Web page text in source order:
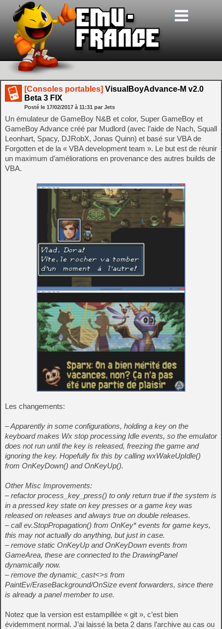
[Consoles portables] VisualBoyAdvance-M v2.0
Beta 3 FIX
Posté le 17/02/2017 à 11:31 par Jets
Un émulateur de GameBoy N&B et color, Super GameBoy et
GameBoy Advance créé par Mudlord (avec l’aide de Nach, Squall
Leonhart, Spacy, DJRobX, Jonas Quinn) et basé sur VBA de
Forgotten et de la « VBA development team ». Le but est de réunir
un maximum d’améliorations en provenance des autres builds de
VBA.
Les changements:
– Apparently in some configurations, holding a key on the
keyboard makes Wx stop processing Idle events, so the emulator
does not run until the key is released, freezing the game and
ignoring the key. Hopefully fix this by calling wxWakeUpIdle()
from OnKeyDown() and OnKeyUp().
Other Misc Improvements:
– refactor process_key_press() to only return true if the system is
in a pressed key state on key presses or a game key was
released on releases and always true on double releases.
– call ev.StopPropagation() from OnKey* events for game keys,
this may not actually do anything, but just in case.
– remove static OnKeyUp and OnKeyDown events from
GameArea, these are connected to the DrawingPanel
dynamically now.
– remove the dynamic_cast<>s from
PaintEv/EraseBackground/OnSize event forwarders, since there
is already a panel member to use.
Notez que la version est estampillée « git », c’est bien
évidemment normal. J’ai laissé la beta 2 dans l’archive au cas ou